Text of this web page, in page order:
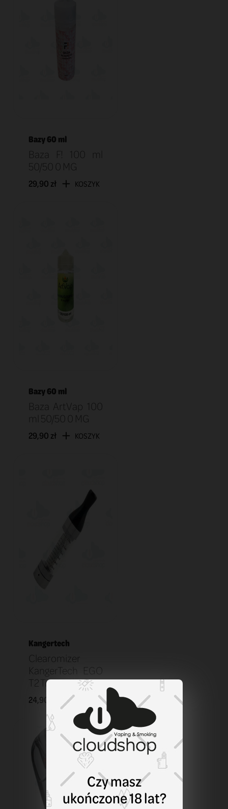
Bazy 60 ml
Baza F! 100 ml
50/50 0 MG
29,90 zł KOSZYK
Bazy 60 ml
Baza ArtVap 100
ml 50/50 0 MG
29,90 zł KOSZYK
Kangertech
Clearomizer
KangerTech EGO
T2 Transparent
24,90 zł KOSZYK
Czy masz
ukończone 18 lat?